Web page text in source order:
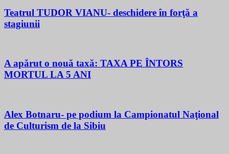
Teatrul TUDOR VIANU- deschidere în forţă a
stagiunii
A apărut o nouă taxă: TAXA PE ÎNTORS
MORTUL LA 5 ANI
Alex Botnaru- pe podium la Campionatul Naţional
de Culturism de la Sibiu